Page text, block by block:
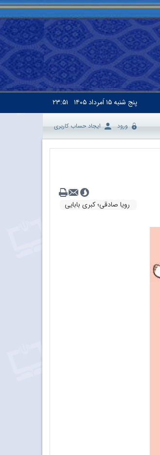
پنج شنبه۱۵ اَمرداد ۱۴۰۵ ۲۳:۵۱
ورود ایجاد حساب کاربری
رویا صادقی؛ کبری بابایی